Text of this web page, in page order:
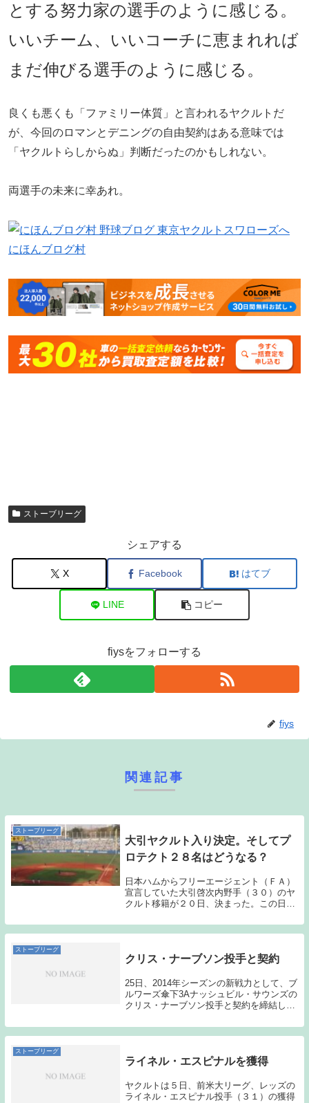
とする努力家の選手のように感じる。
いいチーム、いいコーチに恵まれれば
まだ伸びる選手のように感じる。
良くも悪くも「ファミリー体質」と言われるヤクルトだ
が、今回のロマンとデニングの自由契約はある意味では
「ヤクルトらしからぬ」判断だったのかもしれない。
両選手の未来に幸あれ。
にほんブログ村
ストーブリーグ
シェアする
X Facebook はてブ
LINE コピー
fiysをフォローする
fiys
関連記事
ストーブリーグ
大引ヤクルト入り決定。そしてプ
ロテクト２８名はどうなる？
日本ハムからフリーエージェント（ＦＡ）
宣言していた大引啓次内野手（３０）のヤ
クルト移籍が２０日、決まった。この日午
来てくれるという連絡がありました。ホッ
としました。若い選手でセンターラインを
ストーブリーグ
クリス・ナーブソン投手と契約
25日、2014年シーズンの新戦力として、ブ
ルワーズ傘下3Aナッシュビル・サウンズの
クリス・ナーブソン投手と契約を締結した
2000年ドラフト2位（全体53位）でセント
ルイス・カージナルスに入団。2004年...
ストーブリーグ
ライネル・エスピナルを獲得
ヤクルトは５日、前米大リーグ、レッズの
ライネル・エスピナル投手（３１）の獲得